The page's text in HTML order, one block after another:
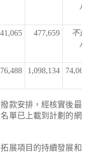
用
477,659
不適
用
1,098,134 74,061
款安排，經核實後最
單已上載到計劃的網
展項目的持續發展和